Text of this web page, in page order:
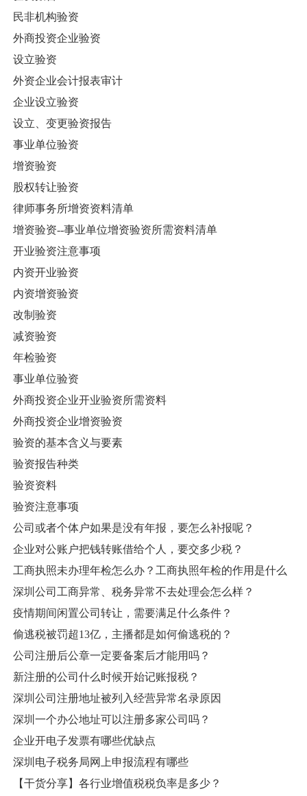
民非机构验资
外商投资企业验资
设立验资
外资企业会计报表审计
企业设立验资
设立、变更验资报告
事业单位验资
增资验资
股权转让验资
律师事务所增资资料清单
增资验资--事业单位增资验资所需资料清单
开业验资注意事项
内资开业验资
内资增资验资
改制验资
减资验资
年检验资
事业单位验资
外商投资企业开业验资所需资料
外商投资企业增资验资
验资的基本含义与要素
验资报告种类
验资资料
验资注意事项
公司或者个体户如果是没有年报，要怎么补报呢？
企业对公账户把钱转账借给个人，要交多少税？
工商执照未办理年检怎么办？工商执照年检的作用是什么
深圳公司工商异常、税务异常不去处理会怎么样？
疫情期间闲置公司转让，需要满足什么条件？
偷逃税被罚超13亿，主播都是如何偷逃税的？
公司注册后公章一定要备案后才能用吗？
新注册的公司什么时候开始记账报税？
深圳公司注册地址被列入经营异常名录原因
深圳一个办公地址可以注册多家公司吗？
企业开电子发票有哪些优缺点
深圳电子税务局网上申报流程有哪些
【干货分享】各行业增值税税负率是多少？